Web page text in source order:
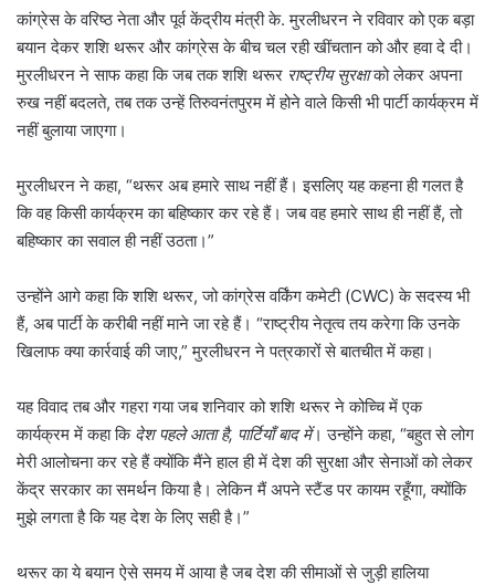
कांग्रेस के वरिष्ठ नेता और पूर्व केंद्रीय मंत्री के. मुरलीधरन ने रविवार को एक बड़ा
बयान देकर शशि थरूर और कांग्रेस के बीच चल रही खींचतान को और हवा दे दी।
मुरलीधरन ने साफ कहा कि जब तक शशि थरूर राष्ट्रीय सुरक्षाको लेकर अपना
रुख नहीं बदलते, तब तक उन्हें तिरुवनंतपुरम में होने वाले किसी भी पार्टी कार्यक्रम में
नहीं बुलाया जाएगा।
मुरलीधरन ने कहा, “थरूर अब हमारे साथ नहीं हैं। इसलिए यह कहना ही गलत है
कि वह किसी कार्यक्रम का बहिष्कार कर रहे हैं। जब वह हमारे साथ ही नहीं हैं, तो
बहिष्कार का सवाल ही नहीं उठता।”
उन्होंने आगे कहा कि शशि थरूर, जो कांग्रेस वर्किंग कमेटी (CWC) के सदस्य भी
हैं, अब पार्टी के करीबी नहीं माने जा रहे हैं। “राष्ट्रीय नेतृत्व तय करेगा कि उनके
खिलाफ क्या कार्रवाई की जाए,” मुरलीधरन ने पत्रकारों से बातचीत में कहा।
यह विवाद तब और गहरा गया जब शनिवार को शशि थरूर ने कोच्चि में एक
कार्यक्रम में कहा कि देश पहले आता है, पार्टियाँ बाद में। उन्होंने कहा, “बहुत से लोग
मेरी आलोचना कर रहे हैं क्योंकि मैंने हाल ही में देश की सुरक्षा और सेनाओं को लेकर
केंद्र सरकार का समर्थन किया है। लेकिन मैं अपने स्टैंड पर कायम रहूँगा, क्योंकि
मुझे लगता है कि यह देश के लिए सही है।”
थरूर का ये बयान ऐसे समय में आया है जब देश की सीमाओं से जुड़ी हालिया